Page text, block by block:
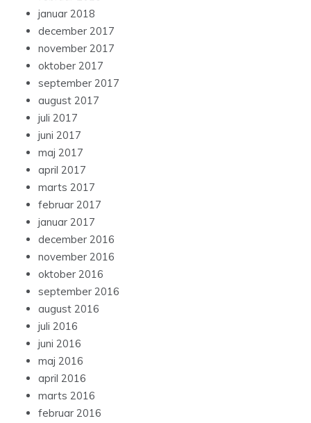
januar 2018
december 2017
november 2017
oktober 2017
september 2017
august 2017
juli 2017
juni 2017
maj 2017
april 2017
marts 2017
februar 2017
januar 2017
december 2016
november 2016
oktober 2016
september 2016
august 2016
juli 2016
juni 2016
maj 2016
april 2016
marts 2016
februar 2016